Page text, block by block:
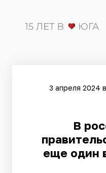
3 апреля 2024
В
еще один